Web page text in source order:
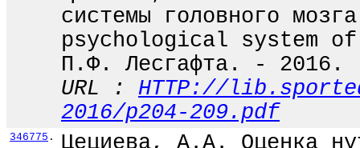
системы головного
psychological system
П.Ф. Лесгафта. -
URL : HTTP://
2016/p204-209.pdf
346775 .